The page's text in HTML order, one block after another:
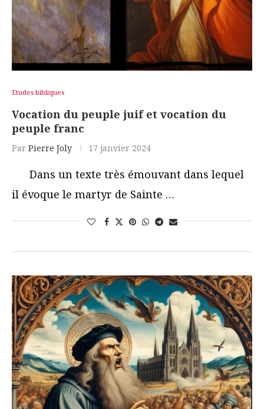
Etudes bibliques
Vocation du peuple juif et vocation du
peuple franc
Par Pierre Joly 17 janvier 2024
Dans un texte très émouvant dans lequel
il évoque le martyr de Sainte …